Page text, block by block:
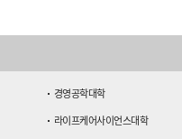
경영공학대학
라이프케어사이언스대학